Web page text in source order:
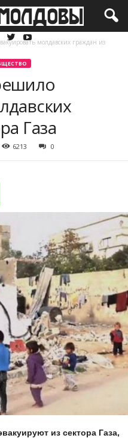
молдавских граждан из
Газа
6213 0
из сектора Газа,